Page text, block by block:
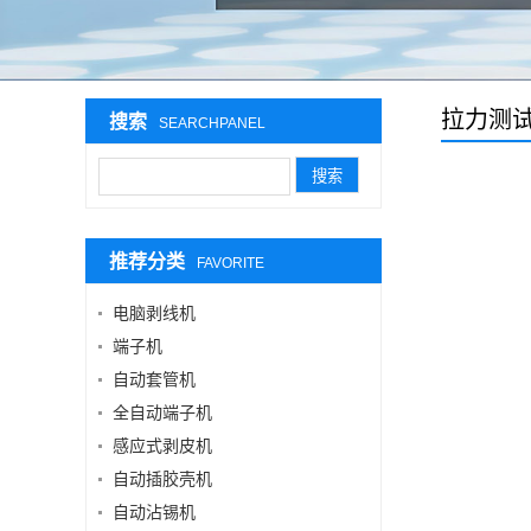
拉力测
搜索 SEARCHPANEL
推荐分类 FAVORITE
电脑剥线机
端子机
自动套管机
全自动端子机
感应式剥皮机
自动插胶壳机
自动沾锡机